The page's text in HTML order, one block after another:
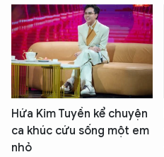
Hứa Kim Tuyền kể chuyện
ca khúc cứu sống một em
nhỏ